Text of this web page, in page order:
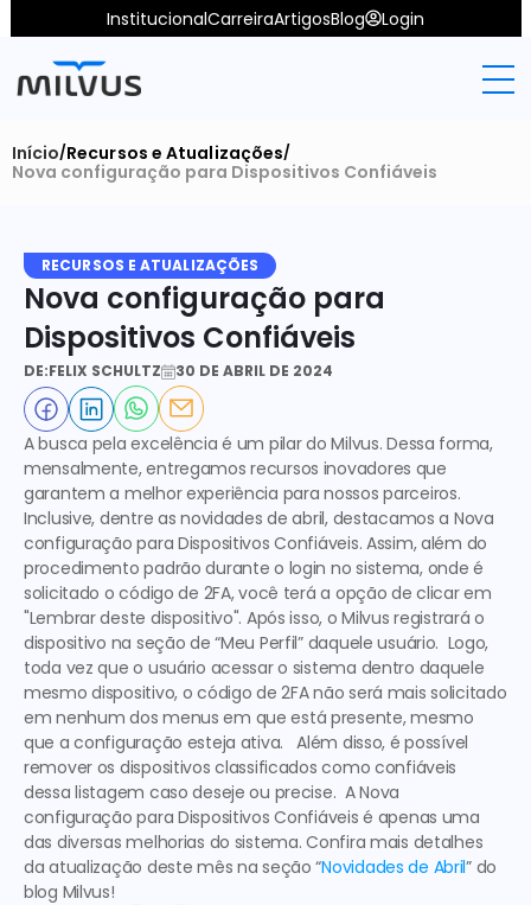
InstitucionalCarreiraArtigosBlog Login
Início/Recursos e Atualizações/
Nova configuração para Dispositivos Confiáveis
RECURSOS E ATUALIZAÇÕES
Nova configuração para
Dispositivos Confiáveis
DE:FELIX SCHULTZ 30 DE ABRIL DE 2024
A busca pela excelência é um pilar do Milvus. Dessa forma,
mensalmente, entregamos recursos inovadores que
garantem a melhor experiência para nossos parceiros.
Inclusive, dentre as novidades de abril, destacamos a Nova
configuração para Dispositivos Confiáveis. Assim, além do
procedimento padrão durante o login no sistema, onde é
solicitado o código de 2FA, você terá a opção de clicar em
"Lembrar deste dispositivo". Após isso, o Milvus registrará o
dispositivo na seção de “Meu Perfil” daquele usuário.  Logo,
toda vez que o usuário acessar o sistema dentro daquele
mesmo dispositivo, o código de 2FA não será mais solicitado
em nenhum dos menus em que está presente, mesmo
que a configuração esteja ativa.   Além disso, é possível
remover os dispositivos classificados como confiáveis
dessa listagem caso deseje ou precise.  A Nova
configuração para Dispositivos Confiáveis é apenas uma
das diversas melhorias do sistema. Confira mais detalhes
da atualização deste mês na seção “Novidades de Abril” do
blog Milvus!